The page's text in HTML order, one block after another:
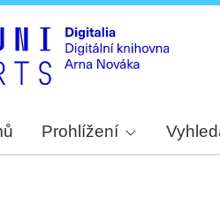
Prohlížení